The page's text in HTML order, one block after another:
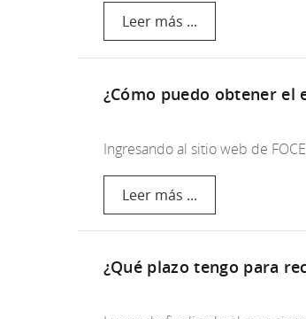
Leer más ...
¿Cómo puedo obtener el
Ingresando al sitio web de
Leer más ...
¿Qué plazo tengo para